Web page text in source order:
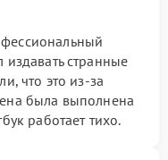
странные
что это из-за
была выполнена
работает тихо.